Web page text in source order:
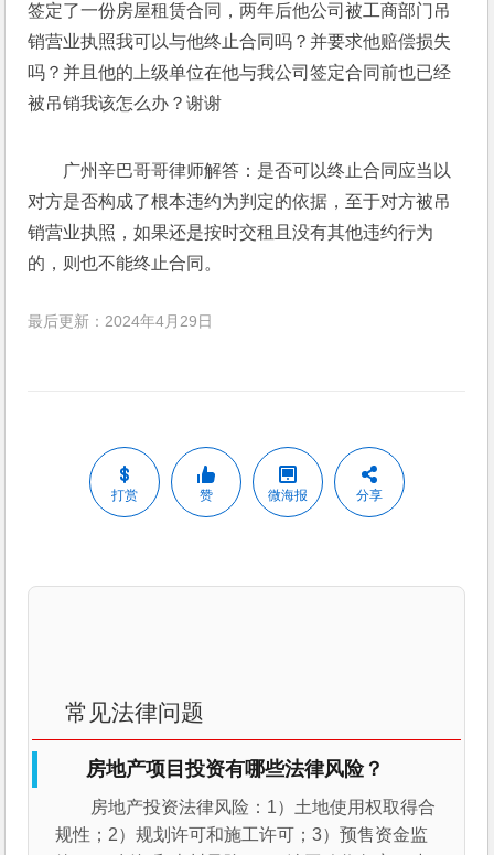
签定了一份房屋租赁合同，两年后他公司被工商部门吊
销营业执照我可以与他终止合同吗？并要求他赔偿损失
吗？并且他的上级单位在他与我公司签定合同前也已经
被吊销我该怎么办？谢谢
广州辛巴哥哥律师解答：是否可以终止合同应当以
对方是否构成了根本违约为判定的依据，至于对方被吊
销营业执照，如果还是按时交租且没有其他违约行为
的，则也不能终止合同。
最后更新：2024年4月29日
打赏 赞 微海报 分享
常见法律问题
房地产项目投资有哪些法律风险？
房地产投资法律风险：1）土地使用权取得合
规性；2）规划许可和施工许可；3）预售资金监